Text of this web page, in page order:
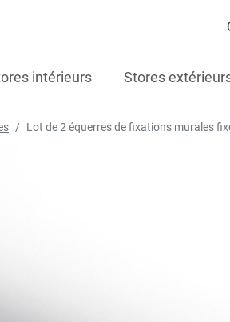
intérieurs Stores
Lot de 2 équerres de fixations murales